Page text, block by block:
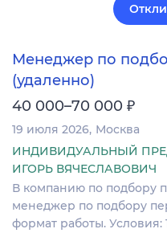
Менеджер по
(удаленно)
40 000–70 000 ₽
19 июля 2026 Москва
ИНДИВИДУАЛЬНЫЙ
ИГОРЬ ВЯЧЕСЛАВОВИЧ
В компанию по подбору
менеджер по подбору
формат работы. Условия: